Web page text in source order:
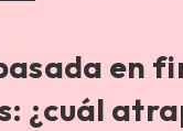
en
¿cuál